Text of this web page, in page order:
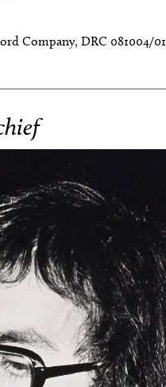
Company, DRC 081004/01